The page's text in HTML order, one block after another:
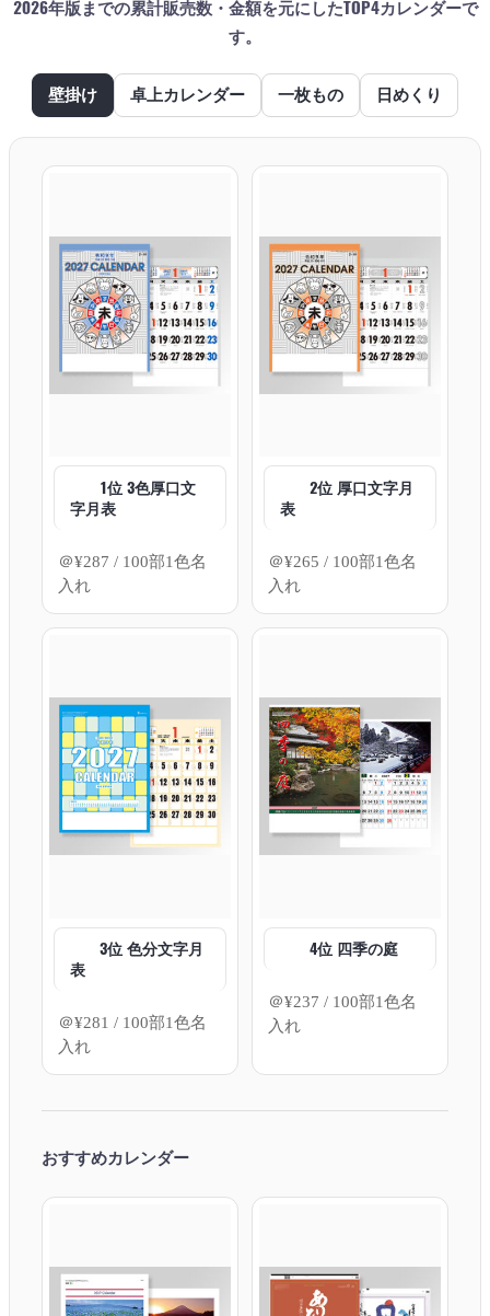
2026年版までの累計販売数・金額を元にしたTOP4カレンダーで
す。
壁掛け 卓上カレンダー 一枚もの 日めくり
1位 3色厚口文
字月表
＠¥287 / 100部1色名
入れ
2位 厚口文字月
表
＠¥265 / 100部1色名
入れ
3位 色分文字月
表
＠¥281 / 100部1色名
入れ
4位 四季の庭
＠¥237 / 100部1色名
入れ
おすすめカレンダー